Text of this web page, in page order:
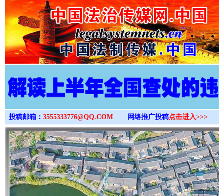
>
投稿邮箱： 3555333776@QQ.COM 网络推广投稿点击进入>>>